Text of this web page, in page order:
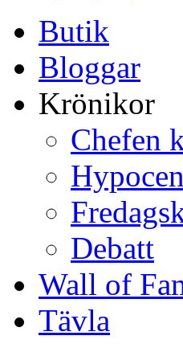
Butik
Bloggar
Krönikor
Chefen
Debatt
Wall of
Tävla